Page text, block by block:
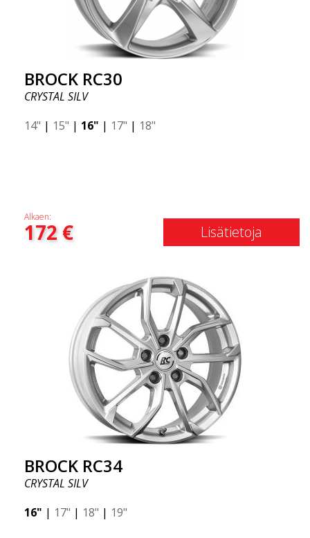
BROCK RC30
CRYSTAL SILV
14" | 15" | 16" | 17" | 18"
Alkaen:
172€ Lisätietoja
BROCK RC34
CRYSTAL SILV
16" | 17" | 18" | 19"